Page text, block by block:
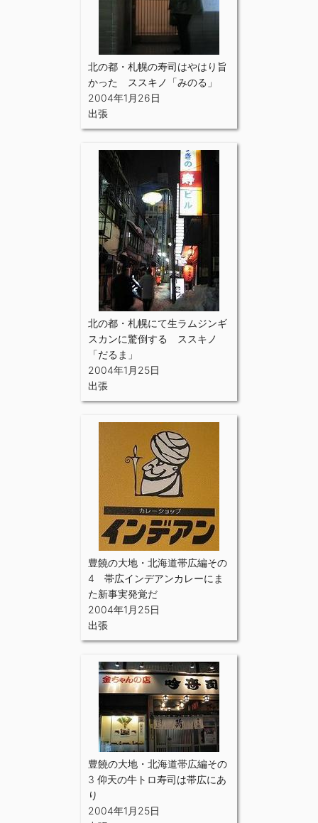
北の都・札幌の寿司はやはり旨
かった ススキノ「みのる」
2004年1月26日
出張
北の都・札幌にて生ラムジンギ
スカンに驚倒する ススキノ
「だるま」
2004年1月25日
出張
豊饒の大地・北海道帯広編その
4 帯広インデアンカレーにま
た新事実発覚だ
2004年1月25日
出張
豊饒の大地・北海道帯広編その
3 仰天の牛トロ寿司は帯広にあ
り
2004年1月25日